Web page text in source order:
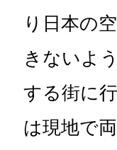
り日本の
きないよ
する街に
は現地で